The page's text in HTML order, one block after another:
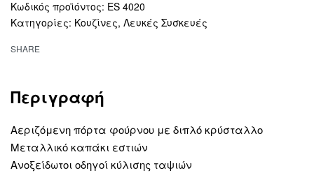
ES 4020
Κατηγορίες: Κουζίνες, Λευκές Συσκευές
SHARE
Περιγραφή
Αεριζόμενη πόρτα φούρνου με διπλό κρύσταλλο
Μεταλλικό καπάκι εστιών
Ανοξείδωτοι οδηγοί κύλισης ταψιών